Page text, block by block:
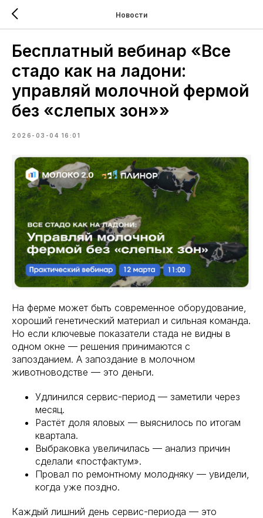
Новости
Бесплатный вебинар «Все
стадо как на ладони:
управляй молочной фермой
без «слепых зон»»
2026-03-04 16:01
На ферме может быть современное оборудование,
хороший генетический материал и сильная команда.
Но если ключевые показатели стада не видны в
одном окне — решения принимаются с
запозданием. А запоздание в молочном
животноводстве — это деньги.
Удлинился сервис-период — заметили через
месяц.
Растёт доля яловых — выяснилось по итогам
квартала.
Выбраковка увеличилась — анализ причин
сделали «постфактум».
Провал по ремонтному молодняку — увидели,
когда уже поздно.
Каждый лишний день сервис-периода — это